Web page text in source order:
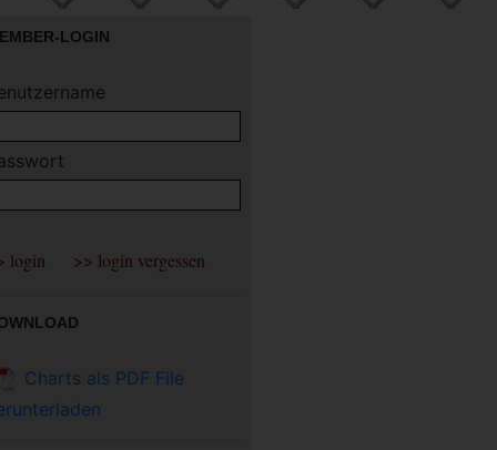
LOGIN
Charts als PDF File